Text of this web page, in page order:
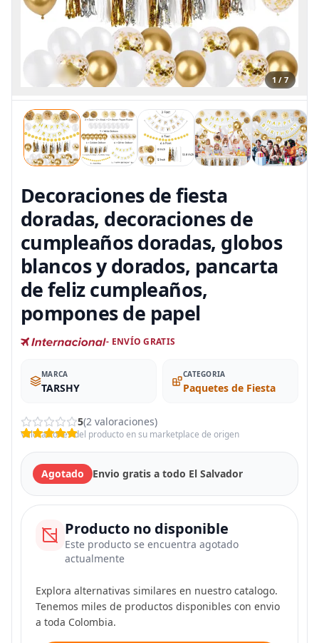
1 / 7
Decoraciones de fiesta
doradas, decoraciones de
cumpleaños doradas, globos
blancos y dorados, pancarta
de feliz cumpleaños,
pompones de papel
- ENVÍO GRATIS
MARCA
TARSHY
CATEGORIA
Paquetes de Fiesta
5(2 valoraciones)
Valoraciones del producto en su marketplace de origen
Agotado Envio gratis a todo El Salvador
Producto no disponible
Este producto se encuentra agotado
actualmente
Explora alternativas similares en nuestro catalogo.
Tenemos miles de productos disponibles con envio
a toda Colombia.